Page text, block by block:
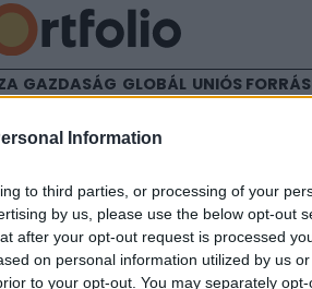
Information
to third parties, or processing of your
by us, please use the below opt-out
after your opt-out request is processed
on personal information utilized by us
to your opt-out. You may separately
GAZDASÁG GLOBÁL UNIÓS
vezetőségében